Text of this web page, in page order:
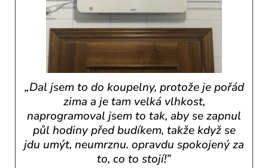
„Dal jsem to do koupelny, protože je pořád
zima a je tam velká vlhkost,
naprogramoval jsem to tak, aby se zapnul
půl hodiny před budíkem, takže když se
jdu umýt, neumrznu. opravdu spokojený za
to, co to stojí!”